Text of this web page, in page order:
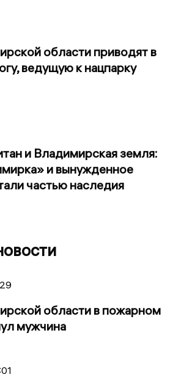
области приводят в
ведущую к нацпарку
и Владимирская земля:
и вынужденное
частью наследия
области в пожарном
мужчина